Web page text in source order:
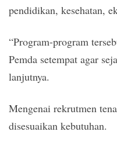
pendidikan, kesehatan,
“Program-program
Pemda setempat agar
lanjutnya.
Mengenai rekrutmen
disesuaikan kebutuhan.